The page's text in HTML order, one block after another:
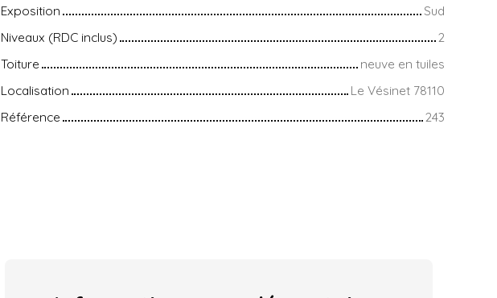
Exposition
Sud
Niveaux (RDC inclus)
2
Toiture
neuve en tuiles
Localisation
Le Vésinet 78110
Référence
243